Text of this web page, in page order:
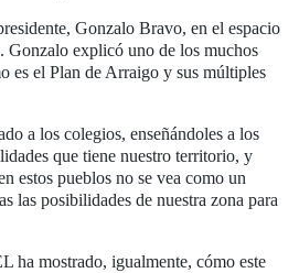
Gonzalo Bravo, en el espacio
Gonzalo explicó uno de los muchos
es el Plan de Arraigo y sus múltiples
a los colegios, enseñándoles a los
que tiene nuestro territorio, y
estos pueblos no se vea como un
las posibilidades de nuestra zona para
ha mostrado, igualmente, cómo este